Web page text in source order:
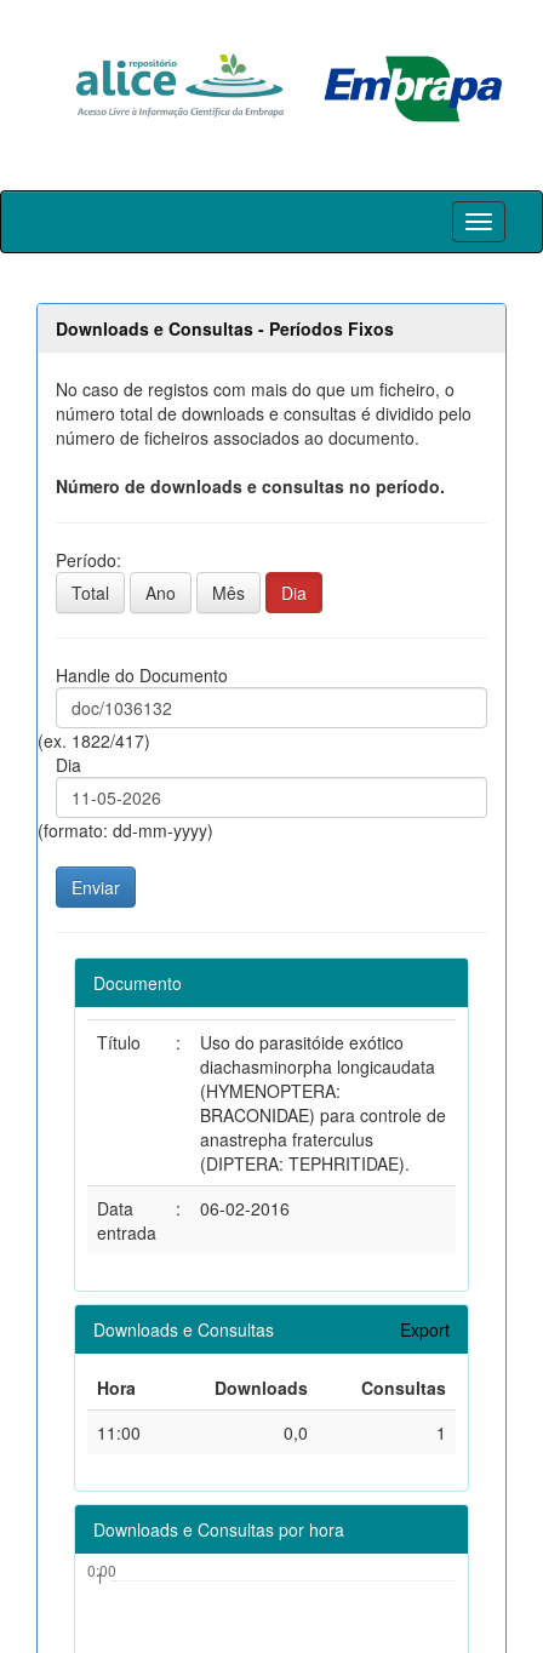
Skip
Downloads e Consultas - Períodos Fixos
No caso de registos com mais do que um ficheiro, o
número total de downloads e consultas é dividido pelo
número de ficheiros associados ao documento.
Número de downloads e consultas no período.
Período:
Total
Ano Mês Dia
Handle do Documento
(ex. 1822/417)
Dia
(formato: dd-mm-yyyy)
Documento
Título :
Uso do parasitóide exótico
diachasminorpha longicaudata
(HYMENOPTERA:
BRACONIDAE) para controle de
anastrepha fraterculus
(DIPTERA: TEPHRITIDAE).
Data
entrada
: 06-02-2016
Downloads e Consultas Export
Hora Downloads
Consultas
11:00
0,0 1
Downloads e Consultas por hora